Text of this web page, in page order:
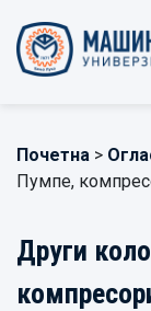
Почетна >
Пумпе,
Други